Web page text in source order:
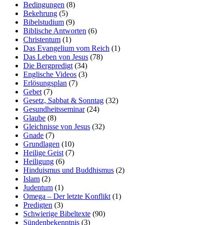
Bedingungen (8)
Bekehrung (5)
Bibelstudium (9)
Biblische Antworten (6)
Christentum (1)
Das Evangelium vom Reich (1)
Das Leben von Jesus (78)
Die Bergpredigt (34)
Englische Videos (3)
Erlösungsplan (7)
Gebet (7)
Gesetz, Sabbat & Sonntag (32)
Gesundheitsseminar(24)
Glaube (8)
Gleichnisse von Jesus (32)
Gnade (7)
Grundlagen (10)
Heilige Geist (7)
Heiligung (6)
Hinduismus und Buddhismus (2)
Islam (2)
Judentum (1)
Omega – Der letzte Konflikt (1)
Predigten (3)
Schwierige Bibeltexte (90)
Sündenbekenntnis (3)